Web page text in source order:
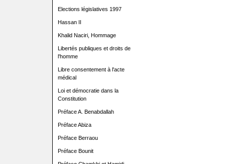
Elections législatives 1997
Hassan II
Khalid Naciri, Hommage
Libertés publiques et droits de
l'homme
Libre consentement à l'acte
médical
Loi et démocratie dans la
Constitution
Préface A. Benabdallah
Préface Abiza
Préface Berraou
Préface Bounit